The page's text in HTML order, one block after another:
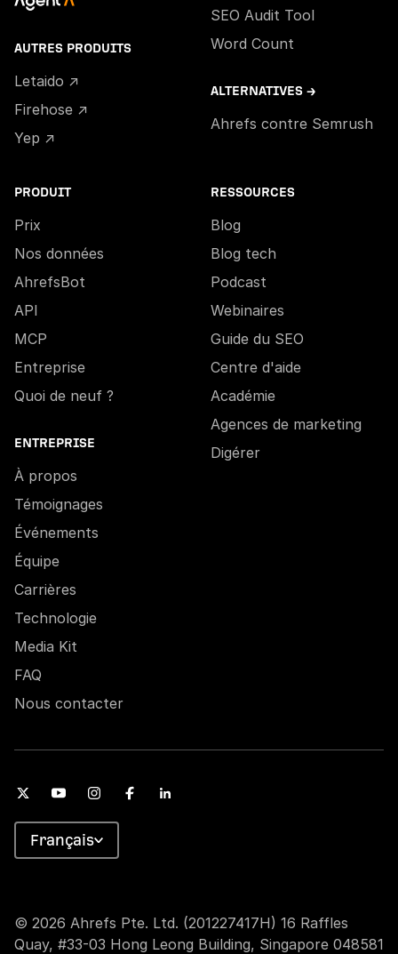
AUTRES PRODUITS
Letaido ↗
Firehose ↗
Yep ↗
SEO Audit Tool
Word Count
ALTERNATIVES →
Ahrefs contre Semrush
PRODUIT
Prix
Nos données
AhrefsBot
API
MCP
Entreprise
Quoi de neuf ?
ENTREPRISE
À propos
Témoignages
Événements
Équipe
Carrières
Technologie
Media Kit
FAQ
Nous contacter
RESSOURCES
Blog
Blog tech
Podcast
Webinaires
Guide du SEO
Centre d'aide
Académie
Agences de marketing
Digérer
© 2026 Ahrefs Pte. Ltd. (201227417H) 16 Raffles
Quay, #33-03 Hong Leong Building, Singapore 048581
Français